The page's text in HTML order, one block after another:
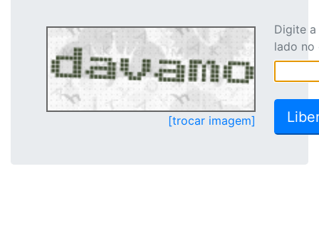
[trocar imagem]
Digite
lado no